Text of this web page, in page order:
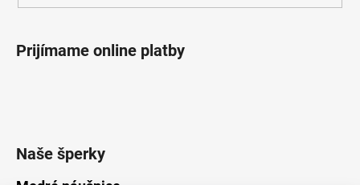
Prijímame online platby
Naše šperky